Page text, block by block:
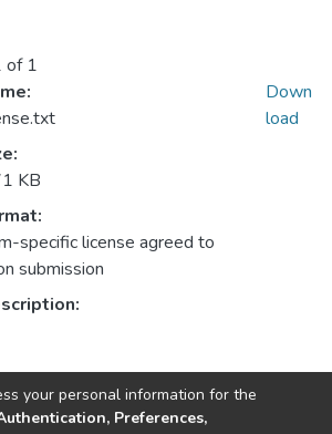
of 1
KB
specific license agreed to
submission
Down
load
your personal information for the
Preferences,